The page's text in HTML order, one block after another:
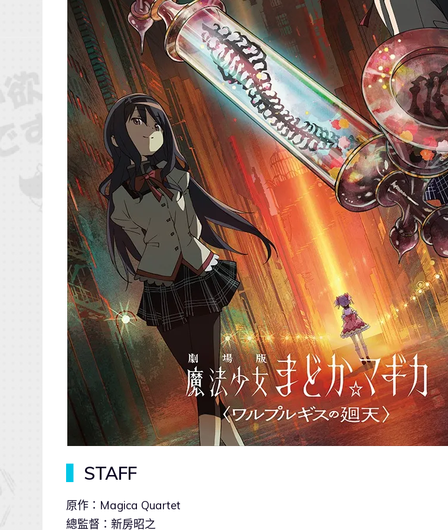
STAFF
原作：Magica Quartet
總監督：新房昭之